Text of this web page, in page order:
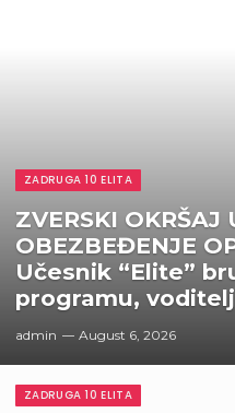
ZADRUGA 10 ELITA
ZVERSKI OKRŠAJ
OBEZBEĐENJE
Učesnik “Elite”
programu,
admin August 6, 2026
ZADRUGA 10 ELITA